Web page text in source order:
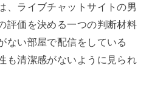
、ライブチャットサイトの男
評価を決める一つの判断材料
ない部屋で配信をしている
も清潔感がないように見られ